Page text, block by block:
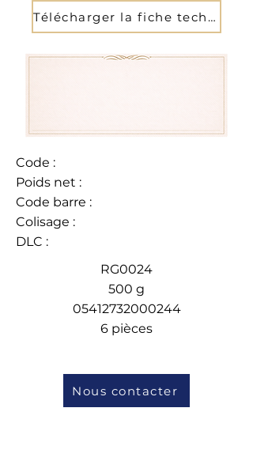
Télécharger la fiche technique
Code :
Poids net :
Code barre :
Colisage :
DLC :
RG0024
500 g
05412732000244
6 pièces
Nous contacter